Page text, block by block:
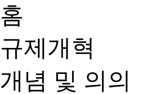
홈
규제개혁
개념 및 의의